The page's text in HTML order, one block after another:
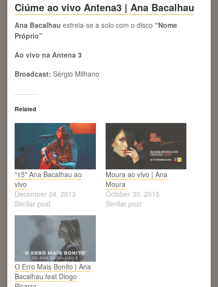
Ciúme ao vivo Antena3 | Ana Bacalhau
Ana Bacalhau estreia-se a solo com o disco “Nome
Próprio”
Ao vivo na Antena 3
Broadcast: Sérgio Milhano
Related
"15" Ana Bacalhau ao
vivo
December 24, 2013
Similar post
Moura ao vivo | Ana
Moura
October 30, 2015
Similar post
O Erro Mais Bonito | Ana
Bacalhau feat Diogo